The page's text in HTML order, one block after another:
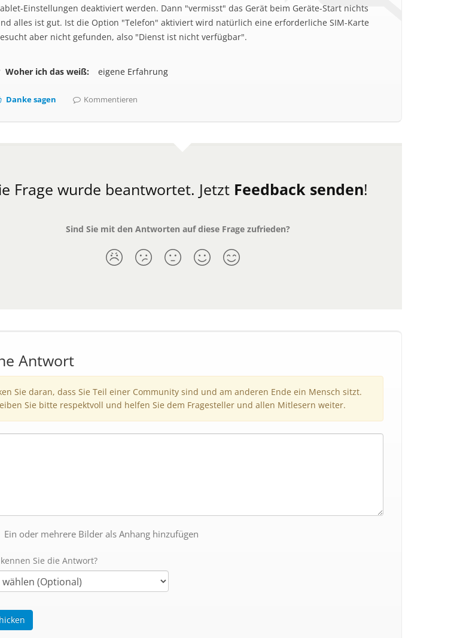
Einstellungen deaktiviert werden. Dann "vermisst" das Gerät beim Geräte-Start nichts
alles ist gut. Ist die Option "Telefon" aktiviert wird natürlich eine erforderliche SIM-Karte
aber nicht gefunden, also "Dienst ist nicht verfügbar".
Woher ich das weiß: eigene Erfahrung
Danke sagen Kommentieren
Frage wurde beantwortet. Jetzt Feedback senden!
Sind Sie mit den Antworten auf diese Frage zufrieden?
Antwort
Sie daran, dass Sie Teil einer Community sind und am anderen Ende ein Mensch sitzt.
Sie bitte respektvoll und helfen Sie dem Fragesteller und allen Mitlesern weiter.
Ein oder mehrere Bilder als Anhang hinzufügen
Sie die Antwort?